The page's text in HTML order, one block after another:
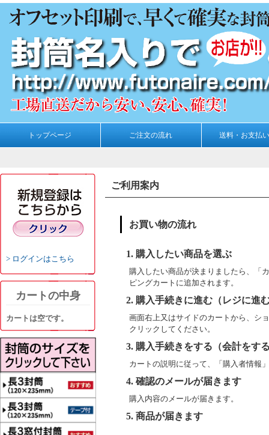
トップページ ご注文の流れ 送料・お支払
ログインはこちら
カートの中身
カートは空です。
ご利用案内
お買い物の流れ
1. 購入したい商品を選ぶ
購入したい商品が決まりましたら、「
ピングカートに追加されます。
2. 購入手続きに進む（レジに進
画面右上又はサイドのカートから、シ
クリックしてください。
3. 購入手続きをする（会計をす
カートの説明に従って、「購入者情報
4. 確認のメールが届きます
購入内容のメールが届きます。
5. 商品が届きます